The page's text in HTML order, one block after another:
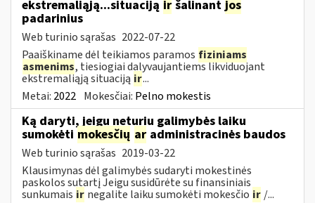
ekstremaliąją...situaciją ir šalinant jos
padarinius
Web turinio sąrašas 2022-07-22
Paaiškiname dėl teikiamos paramos fiziniams
asmenims, tiesiogiai dalyvaujantiems likviduojant
ekstremaliąją situaciją ir...
Metai: 2022 Mokesčiai: Pelno mokestis
Ką daryti, jeigu neturiu galimybės laiku
sumokėti mokesčių ar administracinės baudos
Web turinio sąrašas 2019-03-22
Klausimynas dėl galimybės sudaryti mokestinės
paskolos sutartį Jeigu susidūrėte su finansiniais
sunkumais ir negalite laiku sumokėti mokesčio ir /...